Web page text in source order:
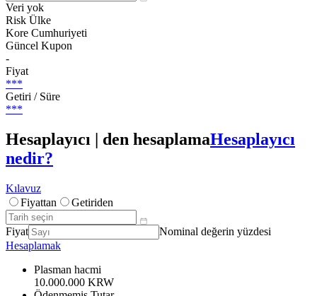
Veri yok
Risk Ülke
Kore Cumhuriyeti
Güncel Kupon
-
Fiyat
***
Getiri / Süre
***
Hesaplayıcı | den hesaplamaHesaplayıcı
nedir?
Kılavuz
Fiyattan
Getiriden
Fiyat
Nominal değerin yüzdesi
Hesaplamak
Plasman hacmi
10.000.000 KRW